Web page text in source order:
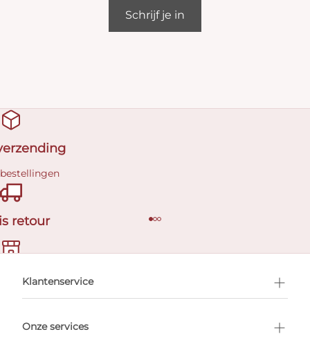
Schrijf je in
retour
afspraak
Klantenservice
Onze services